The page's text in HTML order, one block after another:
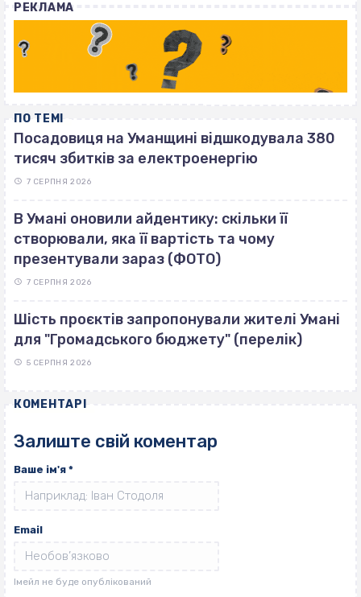
РЕКЛАМА
ПО ТЕМІ
Посадовиця на Уманщині відшкодувала 380
тисяч збитків за електроенергію
7 СЕРПНЯ 2026
В Умані оновили айдентику: скільки її
створювали, яка її вартість та чому
презентували зараз (ФОТО)
7 СЕРПНЯ 2026
Шість проєктів запропонували жителі Умані
для "Громадського бюджету" (перелік)
5 СЕРПНЯ 2026
КОМЕНТАРІ
Залиште свій коментар
Ваше ім'я *
Email